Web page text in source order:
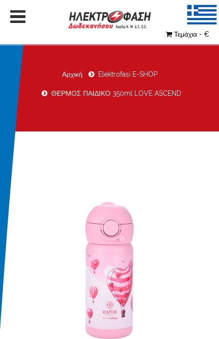
Τεμάχια - €
Αρχική Elektrofasi E-SHOP
ΘΕΡΜΟΣ ΠΑΙΔΙΚΟ 350ml LOVE ASCEND